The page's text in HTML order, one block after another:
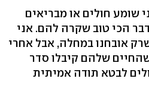
שומע חולים או מבריאים
הכי טוב שקרה להם. אני
אובחנו במחלה, אבל אחרי
שלהם קיבלו סדר
לבטא תודה אמיתית